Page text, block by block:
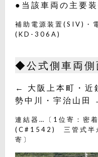
●当該車両の主要
補助電源装置(SIV)・
(KD-306A)
◆公式側車両側
← 大阪上本町・
勢中川・宇治山田
連結器…〔1位寄：
(C#1542) 三管式半
寄〕